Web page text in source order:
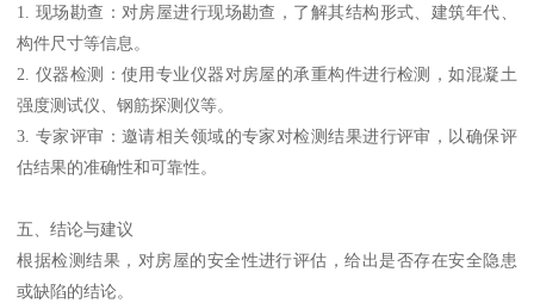
1. 现场勘查：对房屋进行现场勘查，了解其结构形式、建筑年代、
构件尺寸等信息。
2. 仪器检测：使用专业仪器对房屋的承重构件进行检测，如混凝土
强度测试仪、钢筋探测仪等。
3. 专家评审：邀请相关领域的专家对检测结果进行评审，以确保评
估结果的准确性和可靠性。
五、结论与建议
根据检测结果，对房屋的安全性进行评估，给出是否存在安全隐患
或缺陷的结论。